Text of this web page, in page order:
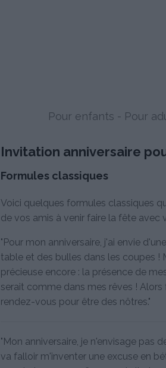
Pour enfants - Pour
Invitation anniversaire
Formules classiques
Voici quelques formules classiques
de vos amis à venir faire la fête avec
"Pour mon anniversaire, j'ai envie
table et des bulles dans les coupes !
précieuse encore : la présence de
serait comme dans mes rêves !
rendez-vous pour être des nôtres."
"Mon anniversaire, je n'envisage pas
va falloir m'inventer une excuse en